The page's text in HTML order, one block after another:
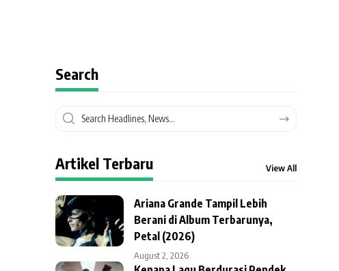
Search
Artikel Terbaru View All
Ariana Grande Tampil Lebih
Berani di Album Terbarunya,
Petal (2026)
August 2, 2026